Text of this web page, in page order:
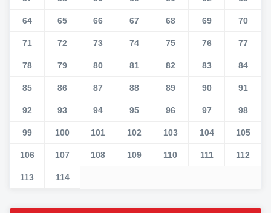
64 65 66 67 68 69 70
71 72 73 74 75 76 77
78 79 80 81 82 83 84
85 86 87 88 89 90 91
92 93 94 95 96 97 98
99 100 101 102 103 104 105
106 107 108 109 110 111 112
113 114